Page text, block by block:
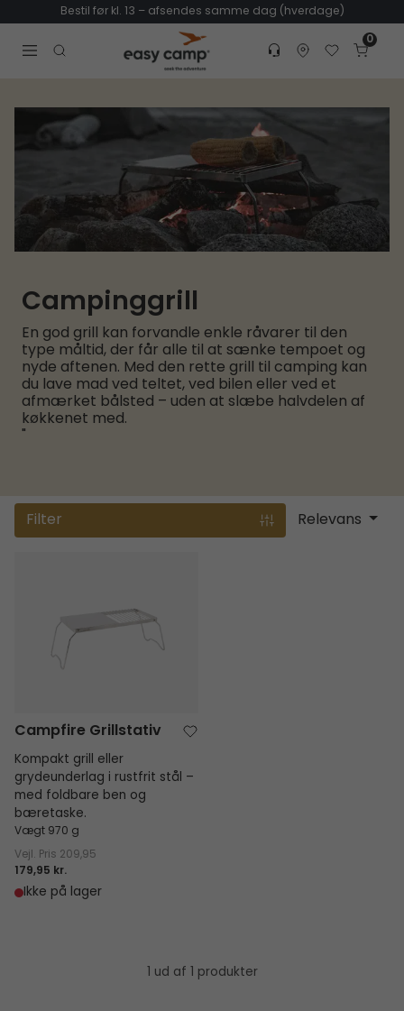
Bestil før kl. 13 – afsendes samme dag (hverdage)
Open search modal
Customer service
Find dealer
Favorites
Cart
0
Campinggrill
En god grill kan forvandle enkle råvarer til den
type måltid, der får alle til at sænke tempoet og
nyde aftenen. Med den rette grill til camping kan
du lave mad ved teltet, ved bilen eller ved et
afmærket bålsted – uden at slæbe halvdelen af
køkkenet med.
"
Filter Relevans
Campfire Grillstativ
Kompakt grill eller
grydeunderlag i rustfrit stål –
med foldbare ben og
bæretaske.
Vægt 970 g
Vejl. Pris 209,95
179,95 kr.
Ikke på lager
1 ud af 1 produkter